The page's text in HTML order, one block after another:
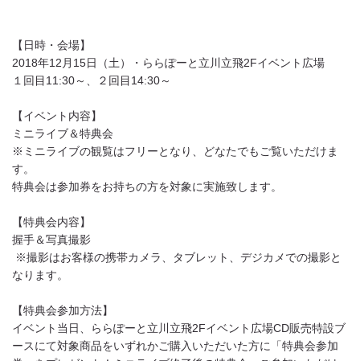
【日時・会場】
2018年12月15日（土）・ららぽーと立川立飛2Fイベント広場
１回目11:30～、２回目14:30～
【イベント内容】
ミニライブ＆特典会
※ミニライブの観覧はフリーとなり、どなたでもご覧いただけま
す。
特典会は参加券をお持ちの方を対象に実施致します。
【特典会内容】
握手＆写真撮影
※撮影はお客様の携帯カメラ、タブレット、デジカメでの撮影と
なります。
【特典会参加方法】
イベント当日、ららぽーと立川立飛2Fイベント広場CD販売特設ブ
ースにて対象商品をいずれかご購入いただいた方に「特典会参加